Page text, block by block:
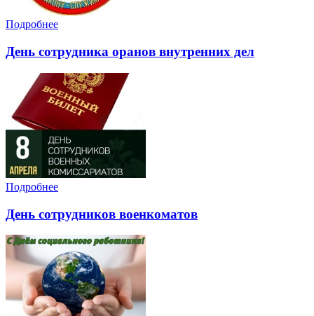
Подробнее
День сотрудника оранов внутренних дел
Подробнее
День сотрудников военкоматов